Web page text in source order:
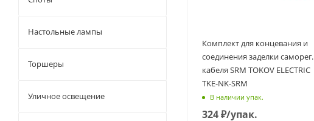
Комплект для концевания и
соединения заделки саморег.
кабеля SRM TOKOV ELECTRIC
TKE-NK-SRM
В наличии упак.
324₽/упак.
Настольные лампы
Торшеры
Уличное освещение